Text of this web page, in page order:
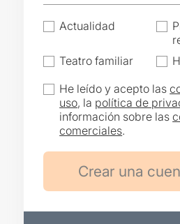
Actualidad
Teatro familiar
He leído y acepto las
uso, la política de
información sobre las
comerciales.